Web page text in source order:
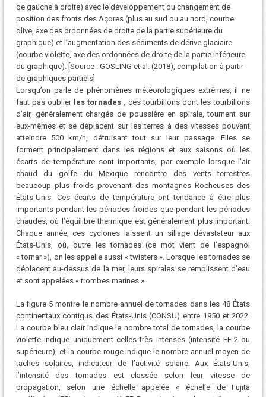
de gauche à droite) avec le développement du changement de
position des fronts des Açores (plus au sud ou au nord, courbe
olive, axe des ordonnées de droite de la partie supérieure du
graphique) et l’augmentation des sédiments de dérive glaciaire
(courbe violette, axe des ordonnées de droite de la partie inférieure
du graphique). [Source : GOSLING et al. (2018), compilation à partir
de graphiques partiels]
Lorsqu’on parle de phénomènes météorologiques extrêmes, il ne
faut pas oublier les tornades , ces tourbillons dont les tourbillons
d’air, généralement chargés de poussière en spirale, tournent sur
eux-mêmes et se déplacent sur les terres à des vitesses pouvant
atteindre 500 km/h, détruisant tout sur leur passage. Elles se
forment principalement dans les régions et aux saisons où les
écarts de température sont importants, par exemple lorsque l’air
chaud du golfe du Mexique rencontre des vents terrestres
beaucoup plus froids provenant des montagnes Rocheuses des
États-Unis. Ces écarts de température ont tendance à être plus
importants pendant les périodes froides que pendant les périodes
chaudes, où l’équilibre thermique est généralement plus important.
Chaque année, ces cyclones laissent un sillage dévastateur aux
États-Unis, où, outre les tornades (ce mot vient de l’espagnol
« tornar »), on les appelle aussi « twisters ». Lorsque les tornades se
déplacent au-dessus de la mer, leurs spirales se remplissent d’eau
et sont appelées « trombes marines ».
La figure 5 montre le nombre annuel de tornades dans les 48 États
continentaux contigus des États-Unis (CONSU) entre 1950 et 2022.
La courbe bleu clair indique le nombre total de tornades, la courbe
violette indique uniquement celles très intenses (intensité EF-2 ou
supérieure), et la courbe rouge indique le nombre annuel moyen de
taches solaires, indicateur de l’activité solaire. Aux États-Unis,
l’intensité des tornades est classée selon leur vitesse de
propagation, selon une échelle appelée « échelle de Fujita